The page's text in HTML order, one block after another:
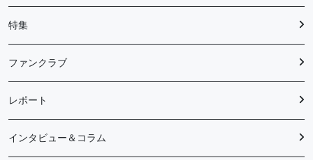
特集
ファンクラブ
レポート
インタビュー＆コラム